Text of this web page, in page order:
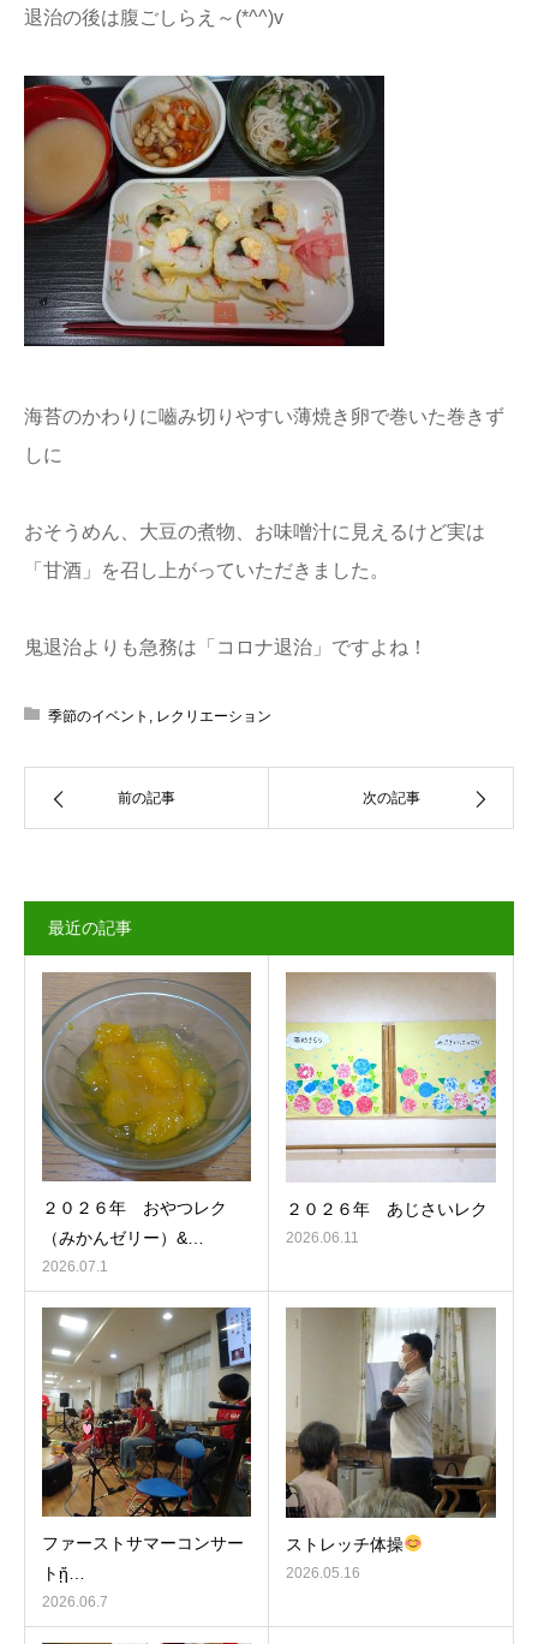
退治の後は腹ごしらえ～(*^^)v
海苔のかわりに嚙み切りやすい薄焼き卵で巻いた巻きず
しに
おそうめん、大豆の煮物、お味噌汁に見えるけど実は
「甘酒」を召し上がっていただきました。
鬼退治よりも急務は「コロナ退治」ですよね！
季節のイベント レクリエーション
前の記事 次の記事
最近の記事
２０２６年 おやつレク
（みかんゼリー）&…
2026.07.1
２０２６年 あじさいレク
2026.06.11
ファーストサマーコンサー
トᾔ…
2026.06.7
ストレッチ体操
2026.05.16